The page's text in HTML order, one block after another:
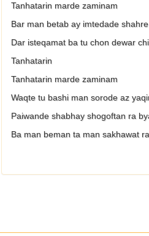
Tanhatarin marde zaminam
Bar man betab ay imtedade
Dar isteqamat ba tu chon dewar
Tanhatarin
Tanhatarin marde zaminam
Waqte tu bashi man sorode az
Paiwande shabhay shogoftan ra
Ba man beman ta man sakhawat